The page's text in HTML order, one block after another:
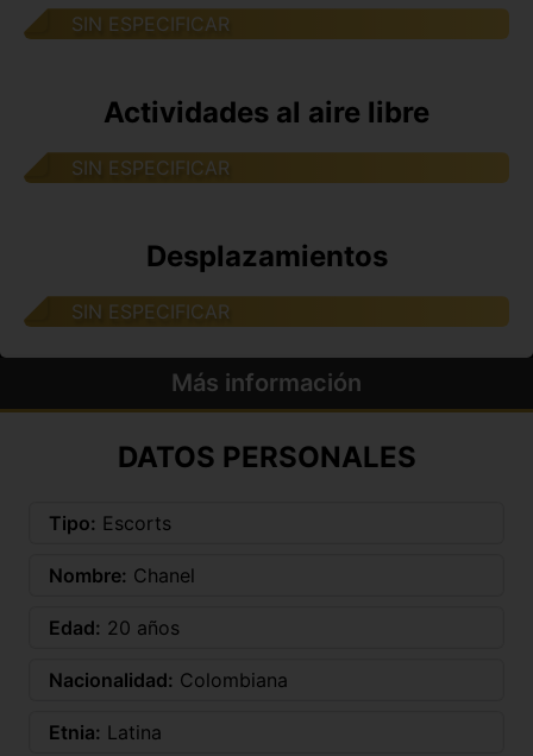
SIN ESPECIFICAR
Actividades al aire libre
SIN ESPECIFICAR
Desplazamientos
SIN ESPECIFICAR
Más información
DATOS PERSONALES
Tipo: Escorts
Nombre: Chanel
Edad: 20 años
Nacionalidad: Colombiana
Etnia: Latina